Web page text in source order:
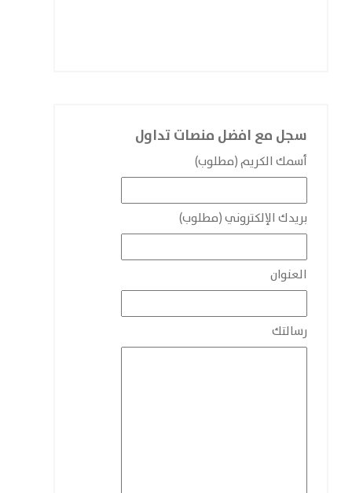
سجل مع افضل منصات تداول
أسمك الكريم (مطلوب)
بريدك الإلكتروني (مطلوب)
العنوان
رسالتك